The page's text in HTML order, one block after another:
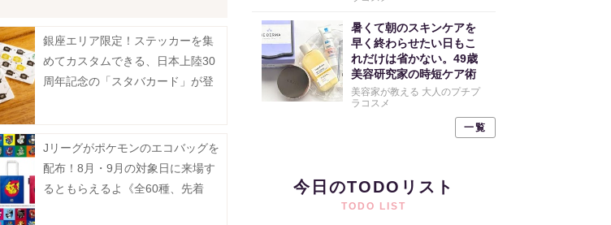
銀座エリア限定！ステッカーを集
めてカスタムできる、日本上陸30
周年記念の「スタバカード」が登
Jリーグがポケモンのエコバッグを
配布！8月・9月の対象日に来場す
るともらえるよ《全60種、先着
暑くて朝のスキンケアを
早く終わらせたい日もこ
れだけは省かない。49歳
美容研究家の時短ケア術
美容家が教える 大人のプチプ
ラコスメ
一覧
今日のTODOリスト
TODO LIST